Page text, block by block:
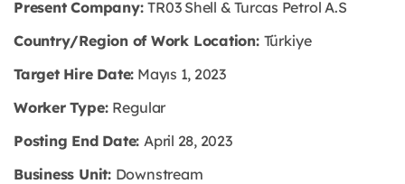
Present Company:TR03 Shell & Turcas Petrol A.S
Country/Region of Work Location: Türkiye
Target Hire Date: Mayıs 1, 2023
Worker Type: Regular
Posting End Date: April 28, 2023
Business Unit: Downstream